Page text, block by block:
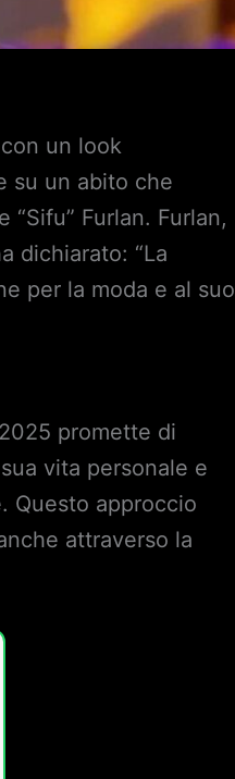
un look
su un abito che
Furlan. Furlan,
dichiarato: “La
per la moda e al suo
promette di
vita personale e
Questo approccio
attraverso la